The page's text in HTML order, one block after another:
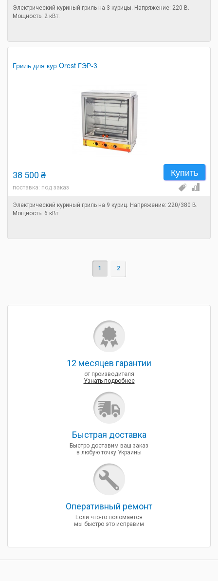
Электрический куриный гриль на 3 курицы. Напряжение: 220 В.
Мощность: 2 кВт.
Гриль для кур Orest ГЭР-3
Купить
38 500 ₴
поставка: под заказ
Электрический куриный гриль на 9 куриц. Напряжение: 220/380 В.
Мощность: 6 кВт.
1 2
12 месяцев гарантии
от производителя
Узнать подробнее
Быcтрая доставка
Быстро доставим ваш заказ
в любую точку Украины
Оперативный ремонт
Если что-то поломается
мы быстро это исправим